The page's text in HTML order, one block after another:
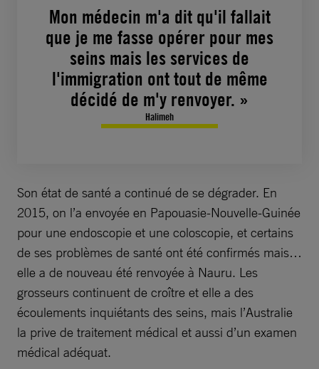
Mon médecin m'a dit qu'il fallait
que je me fasse opérer pour mes
seins mais les services de
l'immigration ont tout de même
décidé de m'y renvoyer. »
Halimeh
Son état de santé a continué de se dégrader. En
2015, on l’a envoyée en Papouasie-Nouvelle-Guinée
pour une endoscopie et une coloscopie, et certains
de ses problèmes de santé ont été confirmés mais…
elle a de nouveau été renvoyée à Nauru. Les
grosseurs continuent de croître et elle a des
écoulements inquiétants des seins, mais l’Australie
la prive de traitement médical et aussi d’un examen
médical adéquat.